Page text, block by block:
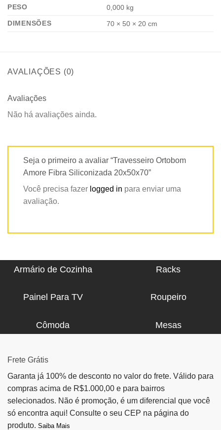
PESO
0,000 kg
DIMENSÕES
70 × 50 × 20 cm
AVALIAÇÕES (0)
Avaliações
Não há avaliações ainda.
Seja o primeiro a avaliar “Travesseiro Ortobom
Amore Fibra Siliconizada 20x50x70”
Você precisa fazer logged in para enviar uma
avaliação.
Armário de Cozinha Racks
Painel Para TV Roupeiro
Cômoda Mesas
Frete Grátis
Garanta já 100% de desconto no valor do frete. Válido para
compras acima de R$1.000,00 e para bairros
selecionados. Não é promoção, é um diferencial que você
só encontra aqui! Consulte o seu CEP na página do
produto. Saiba Mais